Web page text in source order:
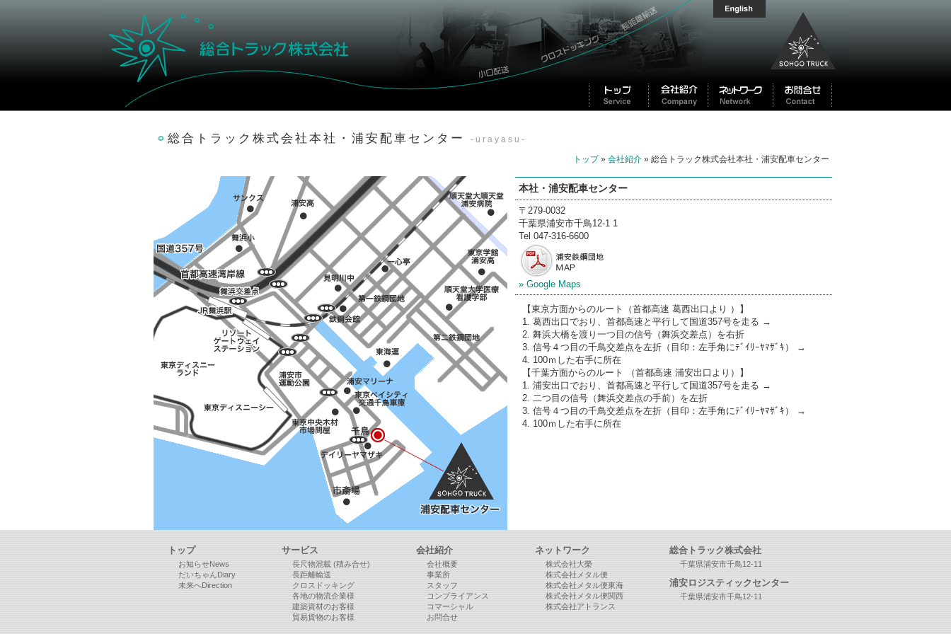
総合トラック株式会社本社・浦安配車センター
-urayasu-
トップ» 会社紹介 » 総合トラック株式会社本社・浦安配車センター
本社・浦安配車センター
〒279-0032
千葉県浦安市千鳥12-1 1
Tel 047-316-6600
» Google Maps
【東京方面からのルート（首都高速 葛西出口より ）】
1. 葛西出口でおり、首都高速と平行して国道357号を走る →
2. 舞浜大橋を渡り一つ目の信号（舞浜交差点）を右折
3. 信号４つ目の千鳥交差点を左折（目印：左手角にﾃﾞｲﾘｰﾔﾏｻﾞｷ） →
4. 100ｍした右手に所在
【千葉方面からのルート （首都高速 浦安出口より）】
1. 浦安出口でおり、首都高速と平行して国道357号を走る →
2. 二つ目の信号（舞浜交差点の手前）を左折
3. 信号４つ目の千鳥交差点を左折（目印：左手角にﾃﾞｲﾘｰﾔﾏｻﾞｷ） →
4. 100ｍした右手に所在
トップ
お知らせNews
だいちゃんDiary
未来へDirection
サービス
長尺物混載 (積み合せ)
長距離輸送
クロスドッキング
各地の物流企業様
建築資材のお客様
貿易貨物のお客様
会社紹介
会社概要
事業所
スタッフ
コンプライアンス
コマーシャル
お問合せ
ネットワーク
株式会社大榮
株式会社メタル便
株式会社メタル便東海
株式会社メタル便関西
株式会社アトランス
総合トラック株式会社
千葉県浦安市千鳥12-11
浦安ロジスティックセンター
千葉県浦安市千鳥12-11